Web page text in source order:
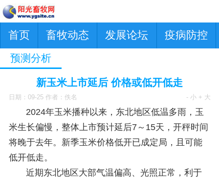
首页 畜牧动态 发展论坛 疫病防控
预测分析
新玉米上市延后 价格或低开低走
日期：09-25 作者：佚名 - 小 + 大
2024年玉米播种以来，东北地区低温多雨，玉
米生长偏慢，整体上市预计延后7～15天，开秤时间
将晚于去年。新季玉米价格低开已成定局，且可能
低开低走。
近期东北地区大部气温偏高、光照正常，利于